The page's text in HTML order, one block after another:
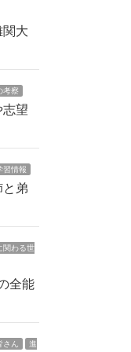
大
考察
望
習情報
弟
関わる世
全能
ん
進